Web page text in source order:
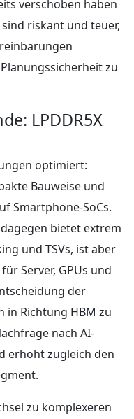
verschoben haben
riskant und teuer,
zu
LPDDR5X
optimiert:
Bauweise und
Smartphone-SoCs.
bietet extrem
und TSVs, ist aber
Server, GPUs und
der
in Richtung HBM zu
nach AI-
erhöht zugleich den
zu komplexeren